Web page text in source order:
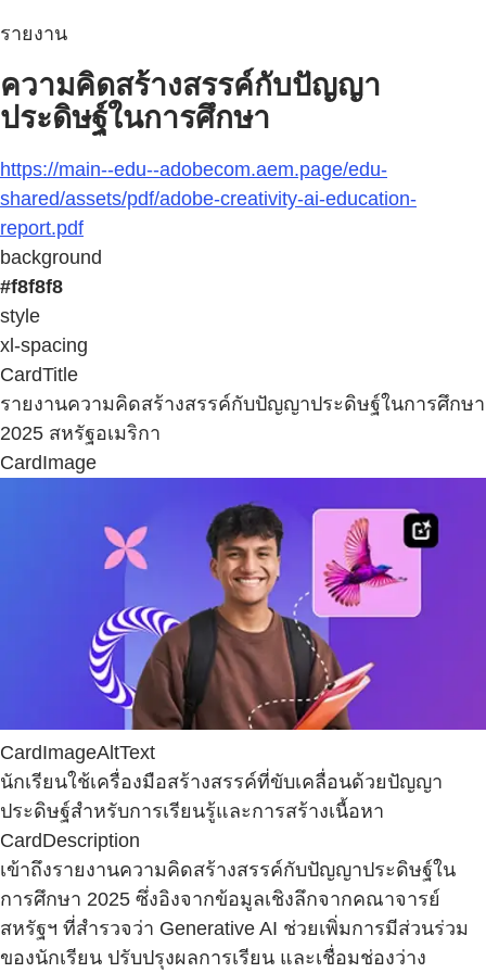
รายงาน
ความคิดสร้างสรรค์กับปัญญา
ประดิษฐ์ในการศึกษา
https://main--edu--adobecom.aem.page/edu-
shared/assets/pdf/adobe-creativity-ai-education-
report.pdf
background
#f8f8f8
style
xl-spacing
CardTitle
รายงานความคิดสร้างสรรค์กับปัญญาประดิษฐ์ในการศึกษา
2025 สหรัฐอเมริกา
CardImage
CardImageAltText
นักเรียนใช้เครื่องมือสร้างสรรค์ที่ขับเคลื่อนด้วยปัญญา
ประดิษฐ์สำหรับการเรียนรู้และการสร้างเนื้อหา
CardDescription
เข้าถึงรายงานความคิดสร้างสรรค์กับปัญญาประดิษฐ์ใน
การศึกษา 2025 ซึ่งอิงจากข้อมูลเชิงลึกจากคณาจารย์
สหรัฐฯ ที่สำรวจว่า Generative AI ช่วยเพิ่มการมีส่วนร่วม
ของนักเรียน ปรับปรุงผลการเรียน และเชื่อมช่องว่าง